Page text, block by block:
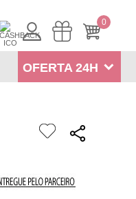
0
OFERTA 24H